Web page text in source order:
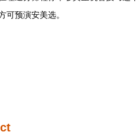
可预演安美选。